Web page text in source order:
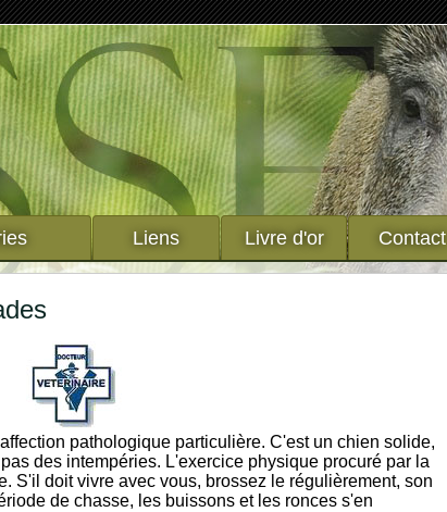
Liens Livre d'or Contact
pathologique particulière. C'est un chien solide,
des intempéries. L'exercice physique procuré par la
S'il doit vivre avec vous, brossez le régulièrement, son
de chasse, les buissons et les ronces s'en